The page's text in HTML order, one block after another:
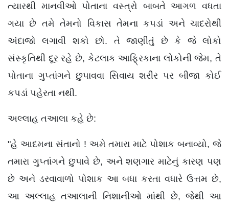
ત્યારથી માનવીઓ પોતાના વસ્ત્રો બાબતે આગળ વધતા
ગયા છે તમે તેમનો વિકાસ તેમના કપડાં અને ચાદરોથી
અંદાજો લગાવી શકો છો. તે જાણીતું છે કે જે લોકો
સંસ્કૃતિથી દૂર રહે છે, કેટલાક આફ્રિકાના લોકોની જેમ, તે
પોતાના ગુપ્તાંગને છુપાવવા સિવાય શરીર પર બીજા કોઈ
કપડાં પહેરતા નથી.
અલ્લાહ તઆલા કહે છે:
"હે આદમના સંતાનો ! અમે તમારા માટે પોશાક બનાવ્યો, જે
તમારા ગુપ્તાંગને છુપાવે છે, અને શણગાર માટેનું કારણ પણ
છે અને ડરવાવાળો પોશાક આ બધા કરતા વધારે ઉત્તમ છે,
આ અલ્લાહ તઆલાની નિશાનીઓ માંથી છે, જેથી આ